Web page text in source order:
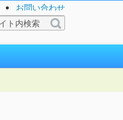
お問い合わせ